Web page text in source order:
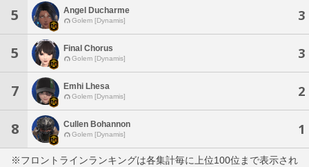
5 Angel Ducharme
Golem [Dynamis] 3
5 Final Chorus
Golem [Dynamis] 3
7 Emhi Lhesa
Golem [Dynamis] 2
8 Cullen Bohannon
Golem [Dynamis] 1
※フロントラインランキングは各集計毎に上位100位まで表示され